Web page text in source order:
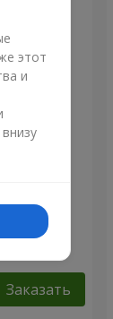
Заказать
этот
и